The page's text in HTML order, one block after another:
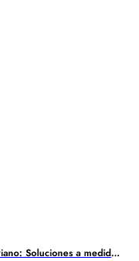
Suplementos a Granel Cardo Mariano: Soluciones a medida para el extracto de cardo mariano